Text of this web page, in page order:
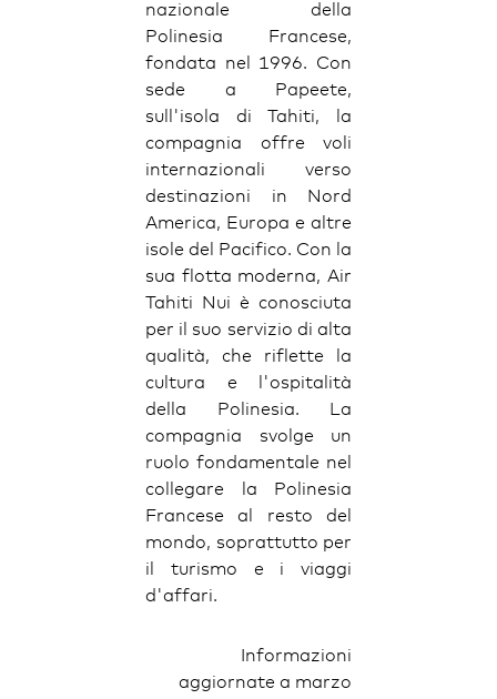
nazionale della
Polinesia Francese,
fondata nel 1996. Con
sede a Papeete,
sull'isola di Tahiti, la
compagnia offre voli
internazionali verso
destinazioni in Nord
America, Europa e altre
isole del Pacifico. Con la
sua flotta moderna, Air
Tahiti Nui è conosciuta
per il suo servizio di alta
qualità, che riflette la
cultura e l'ospitalità
della Polinesia. La
compagnia svolge un
ruolo fondamentale nel
collegare la Polinesia
Francese al resto del
mondo, soprattutto per
il turismo e i viaggi
d'affari.
Informazioni
aggiornate a marzo